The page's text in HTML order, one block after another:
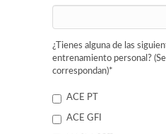
¿Tienes alguna de las
entrenamiento personal?
correspondan)*
ACE PT
ACE GFI